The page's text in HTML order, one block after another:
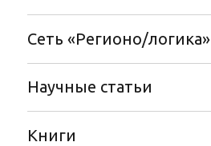
Сеть «Регионо/логика»
Научные статьи
Книги